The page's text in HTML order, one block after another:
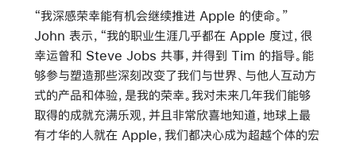
“我深感荣幸能有机会继续推进 Apple 的使命。”
John 表示，“我的职业生涯几乎都在 Apple 度过，很
幸运曾和 Steve Jobs 共事，并得到 Tim 的指导。能
够参与塑造那些深刻改变了我们与世界、与他人互动方
式的产品和体验，是我的荣幸。我对未来几年我们能够
取得的成就充满乐观，并且非常欣喜地知道，地球上最
有才华的人就在 Apple，我们都决心成为超越个体的宏